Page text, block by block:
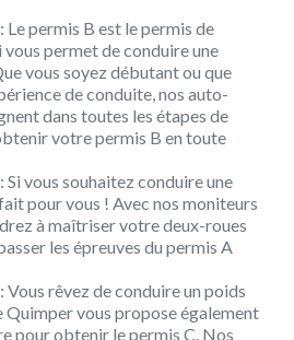
Le permis B est le permis de
permet de conduire une
vous soyez débutant ou que
de conduite, nos auto-
dans toutes les étapes de
votre permis B en toute
Si vous souhaitez conduire une
pour vous ! Avec nos moniteurs
à maîtriser votre deux-roues
les épreuves du permis A
Vous rêvez de conduire un poids
Quimper vous propose également
pour obtenir le permis C. Nos